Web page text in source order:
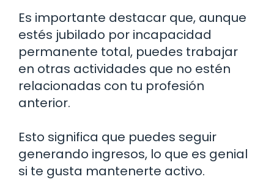
Es importante destacar que, aunque
estés jubilado por incapacidad
permanente total, puedes trabajar
en otras actividades que no estén
relacionadas con tu profesión
anterior.
Esto significa que puedes seguir
generando ingresos, lo que es genial
si te gusta mantenerte activo.